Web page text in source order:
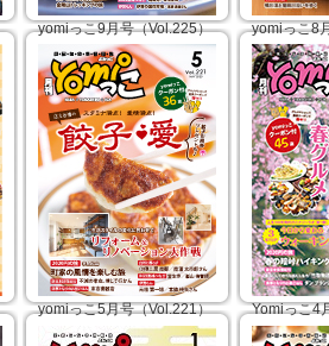
yomiっこ9月号（Vol.225）
ハンバーガー特集
●夢中でかぶりつく！ハン
バーガー
●withコロナ時代 介護施設
なう
●パワースポットを巡る、
金剛山トレッキングの旅
2020年09月01日
yomiっこ8
夏グルメ特
●元気もり
●超簡単レ
●奈良・大
2020年08
yomiっこ5月号（Vol.221） Yomiっこ4